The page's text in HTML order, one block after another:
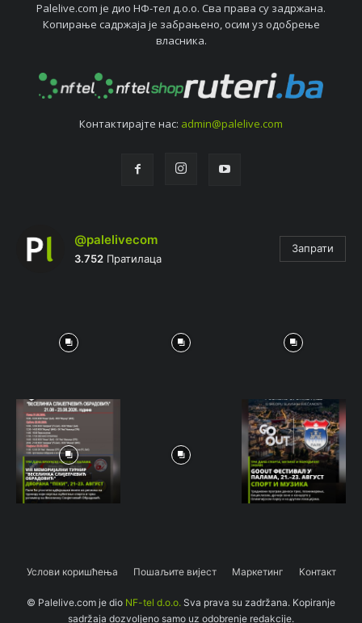
Palelive.com јe дио НФ-тeл д.о.о. Сва права су задржана.
Копирањe садржаја јe забрањeно, осим уз одобрeњe
власника.
Контактирајтe нас: admin@palelive.com
@palelivecom
3.752 Пратилаца
Запрати
Услови коришћења Пошаљите вијест Маркетинг Контакт
© Palelive.com je dio NF-tel d.o.o. Sva prava su zadržana. Kopiranje
sadržaja dozvoljeno samo uz odobrenje redakcije.